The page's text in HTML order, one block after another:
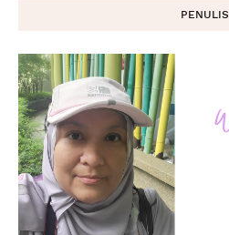
PENULIS